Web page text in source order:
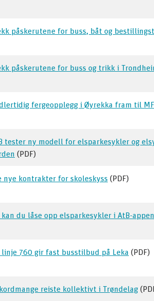
påskerutene for buss, båt og
påskerutene for buss og trikk i
fergeopplegg i Øyrekka fram til
tester ny modell for elsparkesykler og
(PDF)
nye kontrakter for skoleskyss (PDF)
kan du låse opp elsparkesykler i AtB-appen
linje 760 gir fast busstilbud på Leka (PDF)
reiste kollektivt i Trøndelag